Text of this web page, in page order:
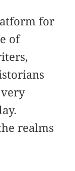
for
of
realms